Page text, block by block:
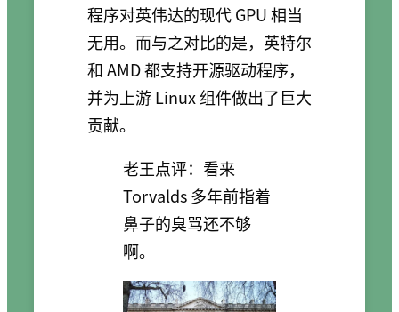
程序对英伟达的现代 GPU 相当
无用。而与之对比的是，英特尔
和 AMD 都支持开源驱动程序，
并为上游 Linux 组件做出了巨大
贡献。
老王点评：看来
Torvalds 多年前指着
鼻子的臭骂还不够
啊。